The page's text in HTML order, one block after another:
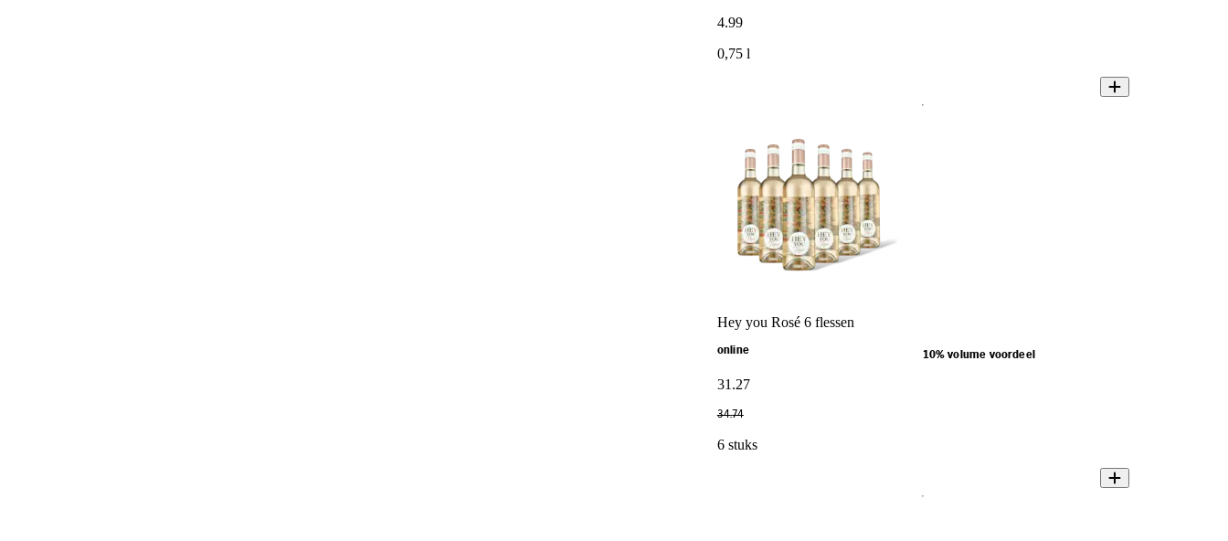
4.99
0,75 l
Hey you Rosé 6 flessen
online 10% volume voordeel
31 .27
34.74
6 stuks